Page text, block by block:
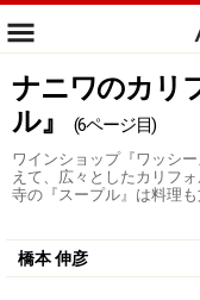
ナニワのカリ
ル』
(6ページ目)
ワインショップ『ワッシ
えて、広々としたカリフ
寺の『スープル』は料理
橋本 伸彦